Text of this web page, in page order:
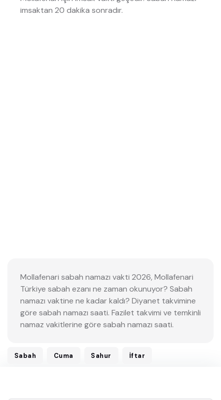
imsaktan 20 dakika sonradır.
Mollafenari sabah namazı vakti 2026, Mollafenari
Türkiye sabah ezanı ne zaman okunuyor? Sabah
namazı vaktine ne kadar kaldı? Diyanet takvimine
göre sabah namazı saati. Fazilet takvimi ve temkinli
namaz vakitlerine göre sabah namazı saati.
Sabah Cuma Sahur İftar